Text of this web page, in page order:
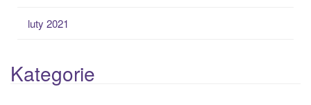
luty 2021
Kategorie